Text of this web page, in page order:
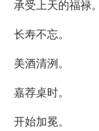
承受上天的福禄。
长寿不忘。
美酒清洌。
嘉荐桌时。
开始加冕。